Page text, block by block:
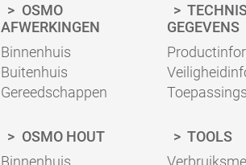
bestaande Osmo afwerking
OSMO
AFWERKINGEN
Binnenhuis
Buitenhuis
Gereedschappen
OSMO HOUT
Binnenhuis
GEGEVENS
TOOLS